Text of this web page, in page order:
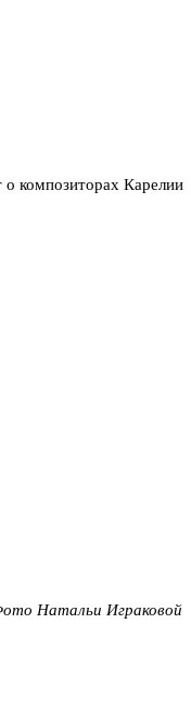
о композиторах Карелии
Натальи Играковой